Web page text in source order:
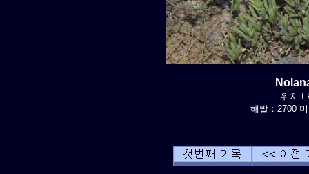
위치:I
해발：2700